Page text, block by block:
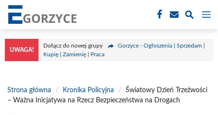
Przejdź
treści
UWAGA!
Dołącz do nowej grupy
Gorzyce - Ogłoszenia | Sprzedam |
Kupię | Zamienię | Praca
Strona główna / Kronika Policyjna /
Światowy Dzień Trzeźwości
– Ważna Inicjatywa na Rzecz Bezpieczeństwa na Drogach